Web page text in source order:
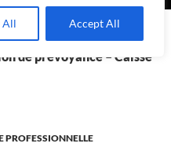
All Accept All
de prévoyance – Caisse
PROFESSIONNELLE